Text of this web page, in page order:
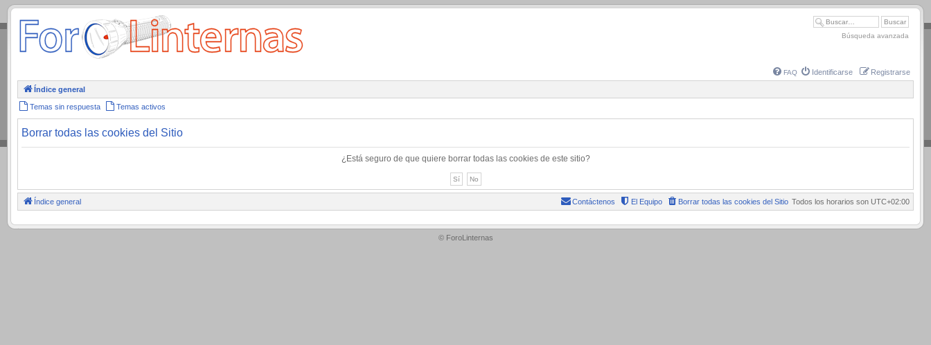
.
Búsqueda avanzada
FAQ Identificarse Registrarse
Índice general
Temas sin respuesta Temas activos
Borrar todas las cookies del Sitio
¿Está seguro de que quiere borrar todas las cookies de este sitio?
Índice general Todos los horarios son UTC+02:00
Borrar todas las cookies del Sitio
El Equipo
Contáctenos
.
© ForoLinternas